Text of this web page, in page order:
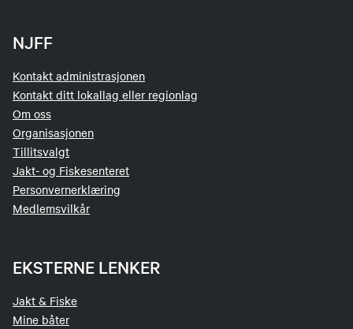
NJFF
Kontakt administrasjonen
Kontakt ditt lokallag eller regionlag
Om oss
Organisasjonen
Tillitsvalgt
Jakt- og Fiskesenteret
Personvernerklæring
Medlemsvilkår
EKSTERNE LENKER
Jakt & Fiske
Mine båter